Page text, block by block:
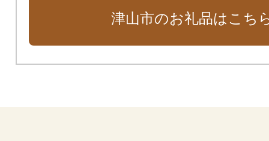
津山市のお礼品はこち